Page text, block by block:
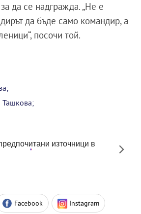
да се надгражда. „Не е
да бъде само командир, а
посочи той.
Ташкова;
източници в
Facebook Instagram